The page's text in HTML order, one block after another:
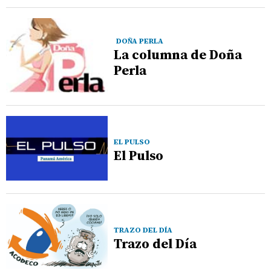
DOÑA PERLA
La columna de Doña
Perla
EL PULSO
El Pulso
TRAZO DEL DÍA
Trazo del Día